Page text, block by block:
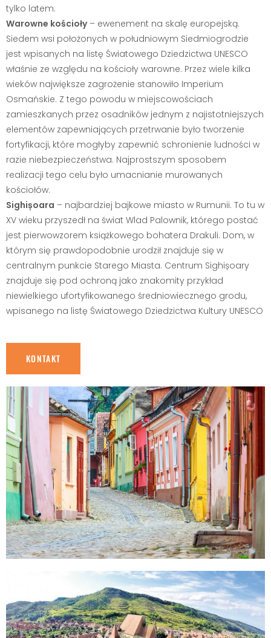
tylko latem.
Warowne kościoły– ewenement na skalę europejską.
Siedem wsi położonych w południowym Siedmiogrodzie
jest wpisanych na listę Światowego Dziedzictwa UNESCO
właśnie ze względu na kościoły warowne. Przez wiele kilka
wieków największe zagrożenie stanowiło Imperium
Osmańskie. Z tego powodu w miejscowościach
zamieszkanych przez osadników jednym z najistotniejszych
elementów zapewniających przetrwanie było tworzenie
fortyfikacji, które mogłyby zapewnić schronienie ludności w
razie niebezpieczeństwa. Najprostszym sposobem
realizacji tego celu było umacnianie murowanych
kościołów.
Sighișoara – najbardziej bajkowe miasto w Rumunii. To tu w
XV wieku przyszedł na świat Wlad Palownik, którego postać
jest pierwowzorem książkowego bohatera Drakuli. Dom, w
którym się prawdopodobnie urodził znajduje się w
centralnym punkcie Starego Miasta. Centrum Sighișoary
znajduje się pod ochroną jako znakomity przykład
niewielkiego ufortyfikowanego średniowiecznego grodu,
wpisanego na listę Światowego Dziedzictwa Kultury UNESCO
KONTAKT